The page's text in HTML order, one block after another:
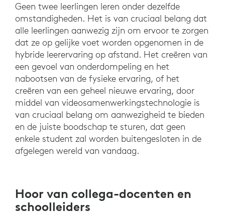
Geen twee leerlingen leren onder dezelfde
omstandigheden. Het is van cruciaal belang dat
alle leerlingen aanwezig zijn om ervoor te zorgen
dat ze op gelijke voet worden opgenomen in de
hybride leerervaring op afstand. Het creëren van
een gevoel van onderdompeling en het
nabootsen van de fysieke ervaring, of het
creëren van een geheel nieuwe ervaring, door
middel van videosamenwerkingstechnologie is
van cruciaal belang om aanwezigheid te bieden
en de juiste boodschap te sturen, dat geen
enkele student zal worden buitengesloten in de
afgelegen wereld van vandaag.
Hoor van collega-docenten en
schoolleiders